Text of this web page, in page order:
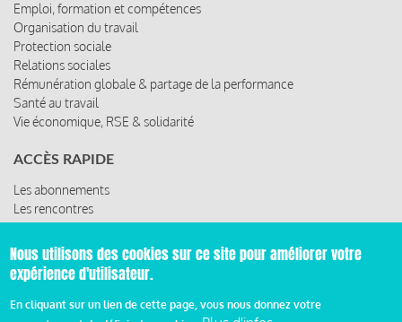
Emploi, formation et compétences
Organisation du travail
Protection sociale
Relations sociales
Rémunération globale & partage de la performance
Santé au travail
Vie économique, RSE & solidarité
ACCÈS RAPIDE
Les abonnements
Les rencontres
Les ressources
© 2019 Miroir Social - Réalisé parCafffeine
Nous utilisons des cookies sur ce site pour améliorer votre
expérience d'utilisateur.
En cliquant sur un lien de cette page, vous nous donnez votre